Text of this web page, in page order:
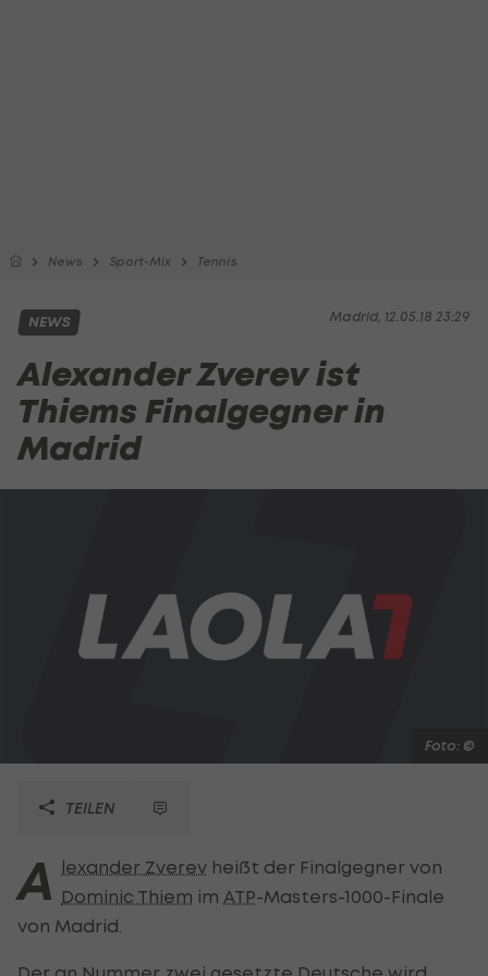
News Sport-Mix Tennis
Madrid, 12.05.18 23:29
NEWS
Alexander Zverev ist
Thiems Finalgegner in
Madrid
Foto: ©
TEILEN
A lexander Zverev heißt der Finalgegner von
Dominic Thiem im ATP-Masters-1000-Finale
von Madrid.